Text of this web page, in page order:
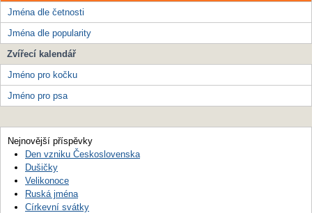
Jména dle četnosti
Jména dle popularity
Zvířecí kalendář
Jméno pro kočku
Jméno pro psa
Nejnovější příspěvky
Den vzniku Československa
Dušičky
Velikonoce
Ruská jména
Církevní svátky